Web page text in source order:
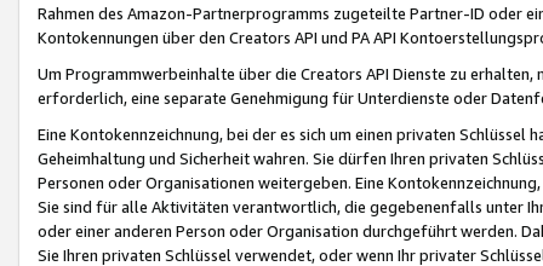
Rahmen des Amazon-Partnerprogramms zugeteilte Partner-ID oder
Kontokennungen über den Creators API und PA API
Um Programmwerbeinhalte über die Creators API Dienste zu
erforderlich, eine separate Genehmigung für Unterdienste oder
Eine Kontokennzeichnung, bei der es sich um einen privaten
Geheimhaltung und Sicherheit wahren. Sie dürfen Ihren privaten
Personen oder Organisationen weitergeben. Eine
Sie sind für alle Aktivitäten verantwortlich, die gegebenenfalls unter
oder einer anderen Person oder Organisation durchgeführt werden.
Sie Ihren privaten Schlüssel verwendet, oder wenn Ihr privater